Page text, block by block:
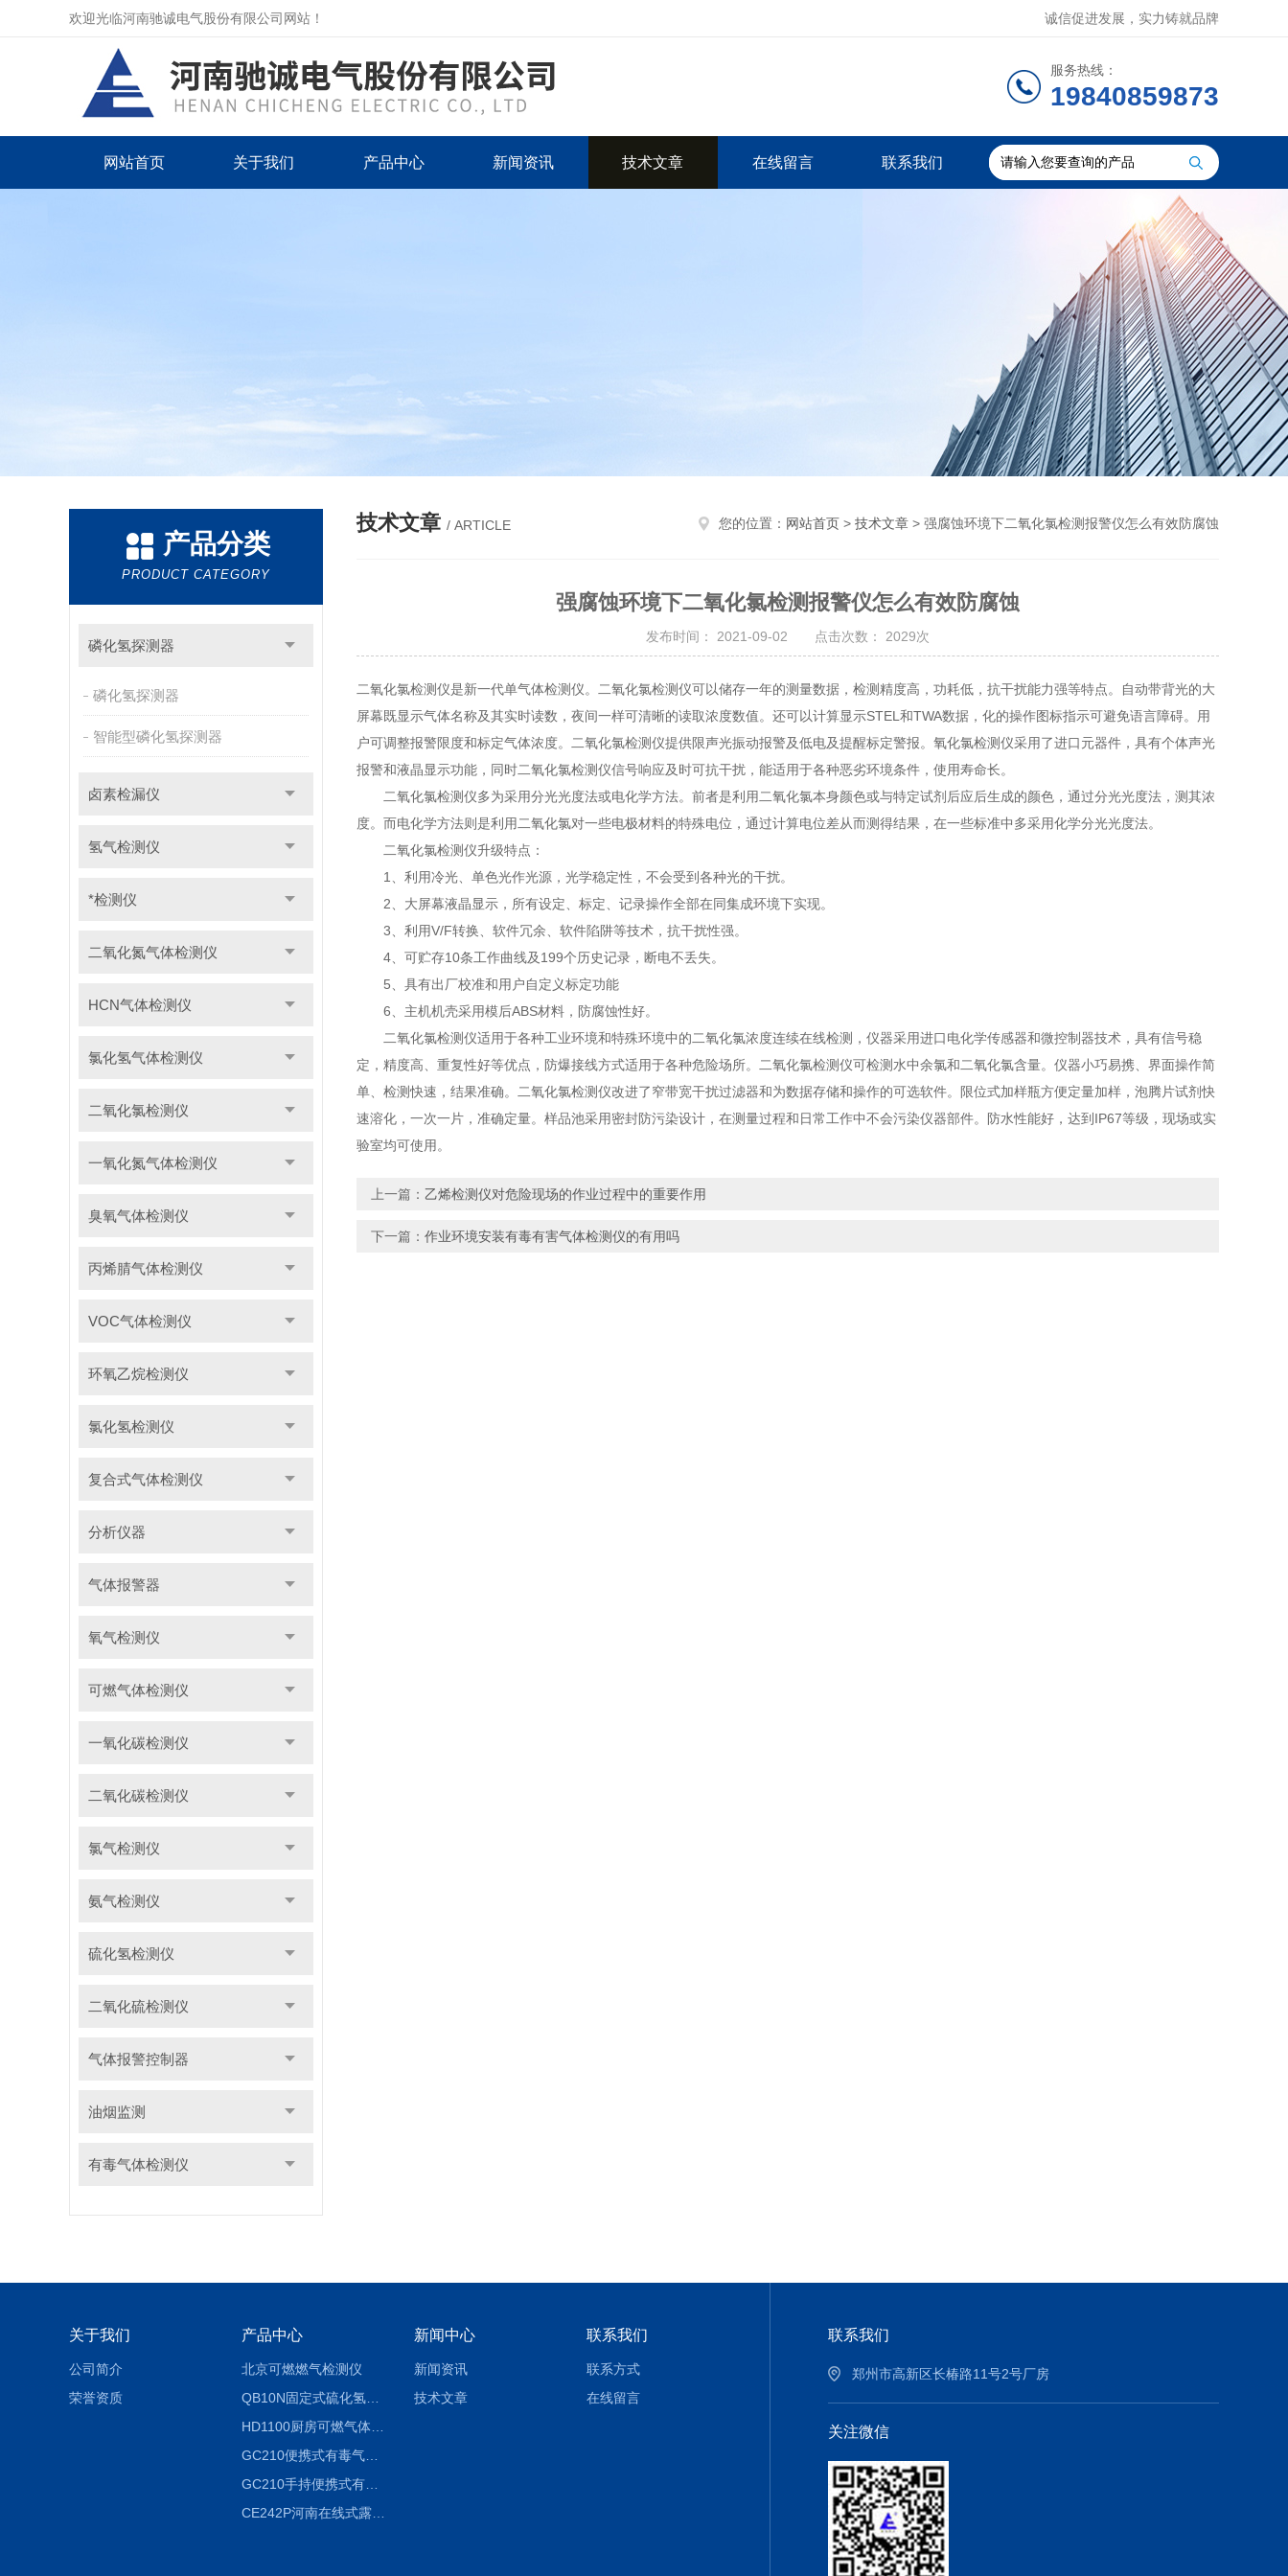
欢迎光临河南驰诚电气股份有限公司网站！ 诚信促进发展，实力铸就品牌
服务热线：
19840859873
网站首页 关于我们 产品中心 新闻资讯 技术文章 在线留言 联系我们
产品分类
PRODUCT CATEGORY
磷化氢探测器
磷化氢探测器
智能型磷化氢探测器
卤素检漏仪
氢气检测仪
*检测仪
二氧化氮气体检测仪
HCN气体检测仪
氯化氢气体检测仪
二氧化氯检测仪
一氧化氮气体检测仪
臭氧气体检测仪
丙烯腈气体检测仪
VOC气体检测仪
环氧乙烷检测仪
氯化氢检测仪
复合式气体检测仪
分析仪器
气体报警器
氧气检测仪
可燃气体检测仪
一氧化碳检测仪
二氧化碳检测仪
氯气检测仪
氨气检测仪
硫化氢检测仪
二氧化硫检测仪
气体报警控制器
油烟监测
有毒气体检测仪
技术文章 / ARTICLE 您的位置： 网站首页 > 技术文章 > 强腐蚀环境下二氧化氯检测报警仪怎么有效防腐蚀
强腐蚀环境下二氧化氯检测报警仪怎么有效防腐蚀
发布时间： 2021-09-02 点击次数： 2029次
二氧化氯检测仪是新一代单气体检测仪。二氧化氯检测仪可以储存一年的测量数据，检测精度高，功耗低，抗干扰能力强等特点。自动带背光的大
屏幕既显示气体名称及其实时读数，夜间一样可清晰的读取浓度数值。还可以计算显示STEL和TWA数据，化的操作图标指示可避免语言障碍。用
户可调整报警限度和标定气体浓度。二氧化氯检测仪提供限声光振动报警及低电及提醒标定警报。氧化氯检测仪采用了进口元器件，具有个体声光
报警和液晶显示功能，同时二氧化氯检测仪信号响应及时可抗干扰，能适用于各种恶劣环境条件，使用寿命长。
二氧化氯检测仪多为采用分光光度法或电化学方法。前者是利用二氧化氯本身颜色或与特定试剂后应后生成的颜色，通过分光光度法，测其浓
度。而电化学方法则是利用二氧化氯对一些电极材料的特殊电位，通过计算电位差从而测得结果，在一些标准中多采用化学分光光度法。
二氧化氯检测仪升级特点：
1、利用冷光、单色光作光源，光学稳定性，不会受到各种光的干扰。
2、大屏幕液晶显示，所有设定、标定、记录操作全部在同集成环境下实现。
3、利用V/F转换、软件冗余、软件陷阱等技术，抗干扰性强。
4、可贮存10条工作曲线及199个历史记录，断电不丢失。
5、具有出厂校准和用户自定义标定功能
6、主机机壳采用模后ABS材料，防腐蚀性好。
二氧化氯检测仪适用于各种工业环境和特殊环境中的二氧化氯浓度连续在线检测，仪器采用进口电化学传感器和微控制器技术，具有信号稳
定，精度高、重复性好等优点，防爆接线方式适用于各种危险场所。二氧化氯检测仪可检测水中余氯和二氧化氯含量。仪器小巧易携、界面操作简
单、检测快速，结果准确。二氧化氯检测仪改进了窄带宽干扰过滤器和为数据存储和操作的可选软件。限位式加样瓶方便定量加样，泡腾片试剂快
速溶化，一次一片，准确定量。样品池采用密封防污染设计，在测量过程和日常工作中不会污染仪器部件。防水性能好，达到IP67等级，现场或实
验室均可使用。
上一篇： 乙烯检测仪对危险现场的作业过程中的重要作用
下一篇： 作业环境安装有毒有害气体检测仪的有用吗
关于我们
公司简介
荣誉资质
产品中心
北京可燃燃气检测仪
QB10N固定式硫化氢气体检测仪H2S气体泄漏探头
HD1100厨房可燃气体泄漏浓度探测器天然气检测仪
GC210便携式有毒气体浓度探测器氨气检测仪养殖场
GC210手持便携式有毒CL2气体探测器氯气检测仪
CE242P河南在线式露点仪
新闻中心
新闻资讯
技术文章
联系我们
联系方式
在线留言
联系我们
郑州市高新区长椿路11号2号厂房
关注微信